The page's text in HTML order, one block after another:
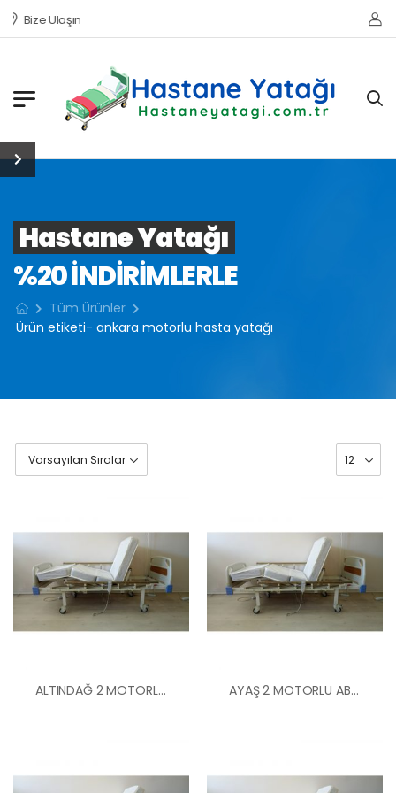
Bize Ulaşın
Hastane Yatağı
%20 INDIRIMLERLE
Tüm Ürünler
Ürün etiketi- ankara motorlu hasta yatağı
ABS
ALTINDAĞ 2 MOTORLU ABS BAŞLIKLI HASTA YATAĞI AYAŞ 2 MOTORLU ABS BAŞLIKLI HASTA YATAĞI